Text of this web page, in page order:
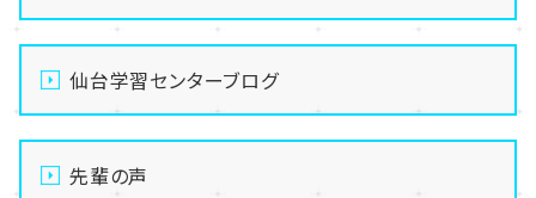
仙台学習センターブログ
先輩の声